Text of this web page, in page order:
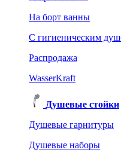
На борт ванны
C гигиеническим
Распродажа
WasserKraft
Душевые стойки
Душевые гарнитуры
Душевые наборы